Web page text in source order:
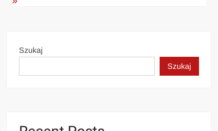
Szukaj
Szukaj